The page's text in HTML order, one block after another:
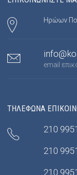
Ηρώων
email
ΤΗΛΕΦΩΝΑ
210
210
210